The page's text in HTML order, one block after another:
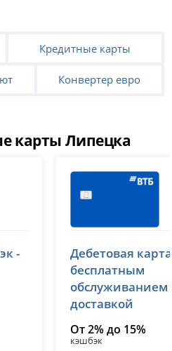
Кредитные карты
Конвертер евро
карты Липецка
-
лицензия № 1000
Дебетовая
бесплатным
обслуживанием
доставкой
От 2% до 15%
кэшбэк